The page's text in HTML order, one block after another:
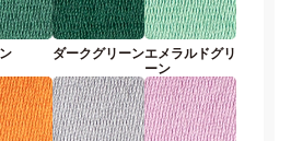
ダークグリーンエメラルドグリ
ーン